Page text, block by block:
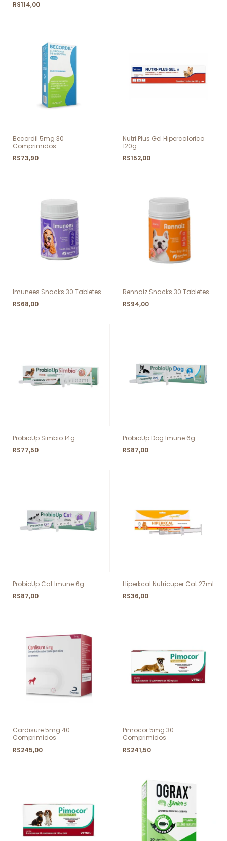
R$114,00
Becordil 5mg 30
Comprimidos
R$73,90
Nutri Plus Gel Hipercalorico
120g
R$152,00
Imunees Snacks 30 Tabletes
R$68,00
Rennaiz Snacks 30 Tabletes
R$94,00
ProbioUp Simbio 14g
R$77,50
ProbioUp Dog Imune 6g
R$87,00
ProbioUp Cat Imune 6g
R$87,00
Hiperkcal Nutricuper Cat 27ml
R$36,00
Cardisure 5mg 40
Comprimidos
R$245,00
Pimocor 5mg 30
Comprimidos
R$241,50